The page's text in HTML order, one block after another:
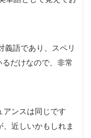
義語であり、スペリ
るだけなので、非常
アンスは同じです
近しいかもしれま